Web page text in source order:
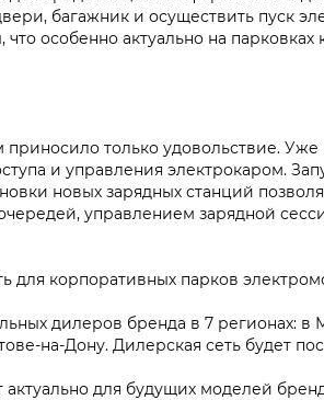
багажник и осуществить пуск
особенно актуально на парковках
приносило только удовольствие.
и управления электрокаром.
новых зарядных станций
управлением зарядной
для корпоративных парков
дилеров бренда в 7 регионах: в
на-Дону. Дилерская сеть будет
для будущих моделей